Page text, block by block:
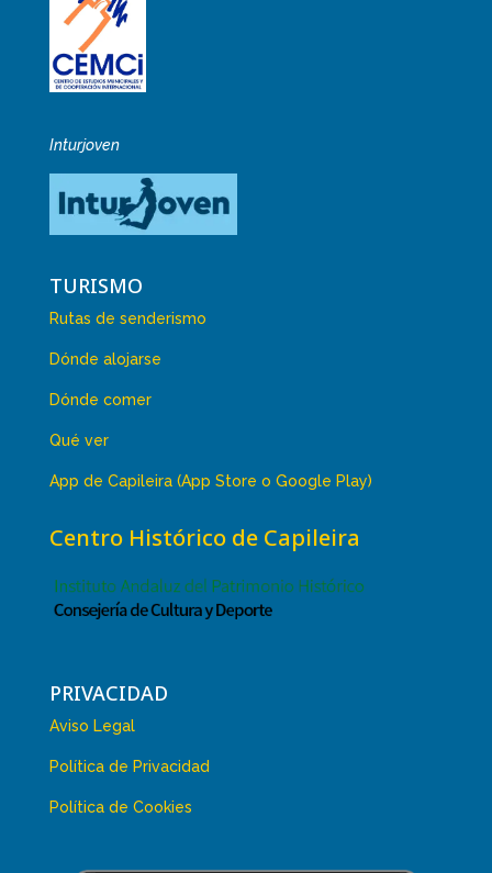
Inturjoven
TURISMO
Rutas de senderismo
Dónde alojarse
Dónde comer
Qué ver
App de Capileira (App Store o Google Play)
Centro Histórico de Capileira
PRIVACIDAD
Aviso Legal
Política de Privacidad
Política de Cookies